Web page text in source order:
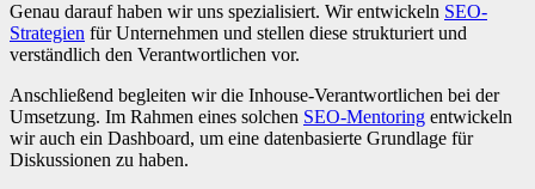
Genau darauf haben wir uns spezialisiert. Wir entwickeln SEO-
Strategien für Unternehmen und stellen diese strukturiert und
verständlich den Verantwortlichen vor.
Anschließend begleiten wir die Inhouse-Verantwortlichen bei der
Umsetzung. Im Rahmen eines solchen SEO-Mentoring entwickeln
wir auch ein Dashboard, um eine datenbasierte Grundlage für
Diskussionen zu haben.